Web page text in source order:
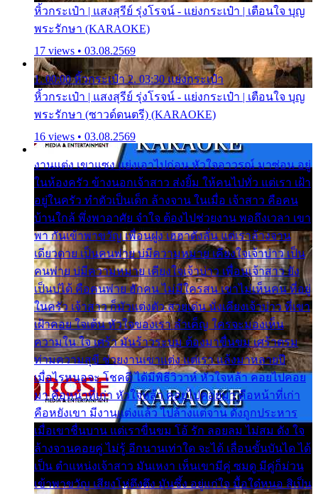
หิ้วกระเป๋า | แสงสุรีย์ รุ่งโรจน์ - แย่งกระเป๋า | เตือนใจ บุญ
พระรักษา (KARAOKE)
17 views • 03.08.2569
1. 00:00 หิ้วกระเป๋า 2. 03:30 แย่งกระเป๋า
หิ้วกระเป๋า | แสงสุรีย์ รุ่งโรจน์ - แย่งกระเป๋า | เตือนใจ บุญ
พระรักษา (ซาวด์ดนตรี) (KARAOKE)
16 views • 03.08.2569
งานแต่ง เขาแซง แย่งเอาไปก่อน หัวใจอาวรณ์ มาซ่อน อยู่
ในห้องครัว ข้างนอกเจ้าสาว ส่งยิ้ม ให้คนไปทั่ว แต่เรา เฝ้า
อยู่ในครัว ทำตัวเป็นเด็ก ล้างจาน ในเมื่อ เจ้าสาว คือคน
บ้านใกล้ พึ่งพาอาศัย จำใจ ต้องไปช่วยงาน พอถึงเวลา เขา
พา กันเข้าพาขวัญ เพื่อนฝูง เฮฮาดังลั่น แต่เราล้างจาน
เดียวดาย เป็นคนพ่าย บ่มีความหมาย เคียงใจเจ้าบ่าว เป็น
คนพ่าย บ่มีความหมาย เคียงใจเจ้าบ่าว เพื่อนเจ้าสาว ยัง
เป็นบ่ได้ คือคนพ่าย ฮักคน ไม่มีใครสน เขาไม่เห็นคน ที่อยู่
ในครัว เจ้าสาว ก็มัวแต่งตัว สวยเด่น นั่งเคียงเจ้าบ่าว ที่เขา
เฝ้าคอย ใจเต้น หัวใจของเรา ลำเค็ญ ใครจะมองเห็น
ความใน ใจ เศร้า มันร้าวระบม ต้องมาขื่นขม เศร้าตรม
ท่ามความสุขี ช่วยงานเขาแต่ง แต่เรา แล้งมาหลายปี
เมื่อไรหนอจะ โชคดี ได้มีพิธีวิวาห์ หัวใจหล้า คอยไปคอย
มา คือหน้าที่เก่า หัวใจหล้า คอยไปคอยมา คือหน้าที่เก่า
คือหยังเขา มีงานแต่งแล้ว ไปล้างแต่จาน ดั่งถูกประหาร
เมื่อเขาชื่นบาน แต่เราขื่นขม โอ้ รัก ลอยลม ไม่สม ดัง ใจ
ล้างจานคอยคู่ ไม่รู้ อีกนานเท่าใด จะได้ เลื่อนขั้นบันได ได้
เป็น ตำแหน่งเจ้าสาว มันเหงา เห็นเขามีคู่ ซมดู มีคู่ก็ม่วน
เข้าพาขวัญ เสียงโห่ตึงตึง มันซึ้ง อยู่แก่ใจ มื้อใด๋หนอ สิเป็น